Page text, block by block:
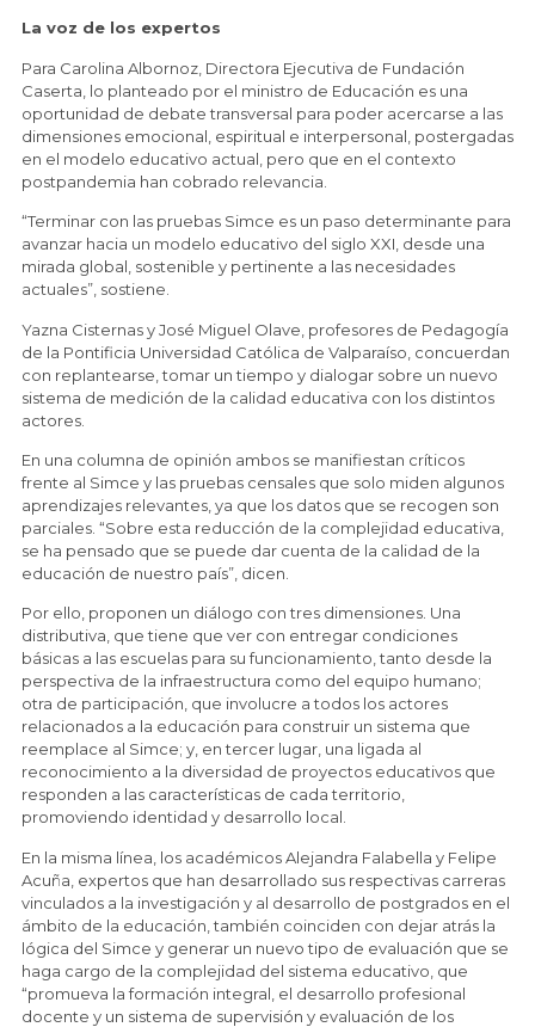
La voz de los expertos
Para Carolina Albornoz, Directora Ejecutiva de Fundación
Caserta, lo planteado por el ministro de Educación es una
oportunidad de debate transversal para poder acercarse a las
dimensiones emocional, espiritual e interpersonal, postergadas
en el modelo educativo actual, pero que en el contexto
postpandemia han cobrado relevancia.
“Terminar con las pruebas Simce es un paso determinante para
avanzar hacia un modelo educativo del siglo XXI, desde una
mirada global, sostenible y pertinente a las necesidades
actuales”, sostiene.
Yazna Cisternas y José Miguel Olave, profesores de Pedagogía
de la Pontificia Universidad Católica de Valparaíso, concuerdan
con replantearse, tomar un tiempo y dialogar sobre un nuevo
sistema de medición de la calidad educativa con los distintos
actores.
En una columna de opinión ambos se manifiestan críticos
frente al Simce y las pruebas censales que solo miden algunos
aprendizajes relevantes, ya que los datos que se recogen son
parciales. “Sobre esta reducción de la complejidad educativa,
se ha pensado que se puede dar cuenta de la calidad de la
educación de nuestro país”, dicen.
Por ello, proponen un diálogo con tres dimensiones. Una
distributiva, que tiene que ver con entregar condiciones
básicas a las escuelas para su funcionamiento, tanto desde la
perspectiva de la infraestructura como del equipo humano;
otra de participación, que involucre a todos los actores
relacionados a la educación para construir un sistema que
reemplace al Simce; y, en tercer lugar, una ligada al
reconocimiento a la diversidad de proyectos educativos que
responden a las características de cada territorio,
promoviendo identidad y desarrollo local.
En la misma línea, los académicos Alejandra Falabella y Felipe
Acuña, expertos que han desarrollado sus respectivas carreras
vinculados a la investigación y al desarrollo de postgrados en el
ámbito de la educación, también coinciden con dejar atrás la
lógica del Simce y generar un nuevo tipo de evaluación que se
haga cargo de la complejidad del sistema educativo, que
“promueva la formación integral, el desarrollo profesional
docente y un sistema de supervisión y evaluación de los